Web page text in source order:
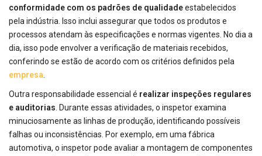
conformidade com os padrões de qualidadeestabelecidos
pela indústria. Isso inclui assegurar que todos os produtos e
processos atendam às especificações e normas vigentes. No dia a
dia, isso pode envolver a verificação de materiais recebidos,
conferindo se estão de acordo com os critérios definidos pela
empresa.
Outra responsabilidade essencial é realizar inspeções regulares
e auditorias. Durante essas atividades, o inspetor examina
minuciosamente as linhas de produção, identificando possíveis
falhas ou inconsistências. Por exemplo, em uma fábrica
automotiva, o inspetor pode avaliar a montagem de componentes